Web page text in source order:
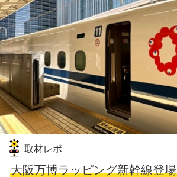
取材レポ
大阪万博ラッピング新幹線登場